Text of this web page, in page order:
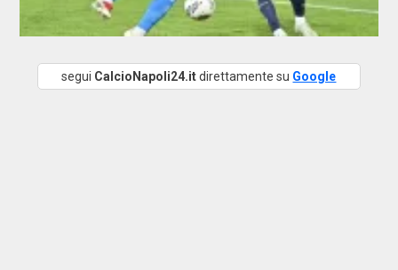
segui CalcioNapoli24.itdirettamente su Google